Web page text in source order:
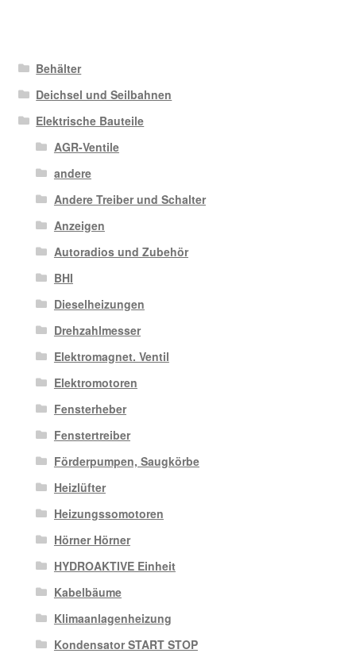
Behälter
Deichsel und Seilbahnen
Elektrische Bauteile
AGR-Ventile
andere
Andere Treiber und Schalter
Anzeigen
Autoradios und Zubehör
BHI
Dieselheizungen
Drehzahlmesser
Elektromagnet. Ventil
Elektromotoren
Fensterheber
Fenstertreiber
Förderpumpen, Saugkörbe
Heizlüfter
Heizungssomotoren
Hörner Hörner
HYDROAKTIVE Einheit
Kabelbäume
Klimaanlagenheizung
Kondensator START STOP